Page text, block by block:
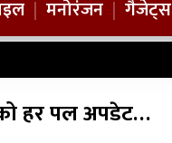
| मनोरंजन | गैजेट्स
हर पल अपडेट…